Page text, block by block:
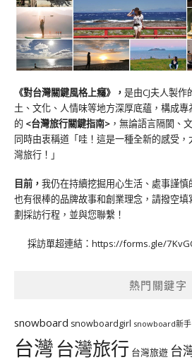
《對台灣關鍵風格上癮》 ， 是由CJ夫人製
土、文化、人情味等地方深厚底蘊，構成
的 <台灣旅行關鍵指南> ，無論語言隔閡、
同時由衷稱道「哇！這是一種全新的感受
灣旅行！」
目前， 我仍在持續挖掘用心生活、處事謹
也有很棒的品牌故事和創業理念，請撥空填
劃採訪行程，並與您聯繫！
採訪單超連結： https://forms.gle/
熱門關鍵字
snowboard snowboardgirl snowboard新手
台灣台灣旅行 台灣旅遊 台